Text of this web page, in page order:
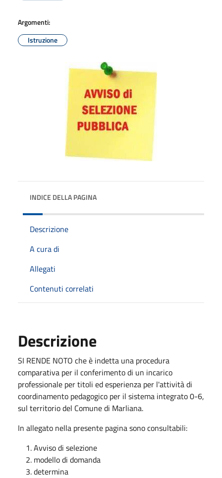
Argomenti:
Istruzione
INDICE DELLA PAGINA
Descrizione
A cura di
Allegati
Contenuti correlati
Descrizione
SI RENDE NOTO che è indetta una procedura
comparativa per il conferimento di un incarico
professionale per titoli ed esperienza per l'attività di
coordinamento pedagogico per il sistema integrato 0-6,
sul territorio del Comune di Marliana.
In allegato nella presente pagina sono consultabili:
Avviso di selezione
modello di domanda
determina